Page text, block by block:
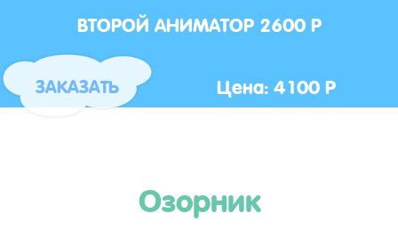
ВТОРОЙ АНИМАТОР 2600 Р
ЗАКАЗАТЬ Цена: 4100 Р
Озорник